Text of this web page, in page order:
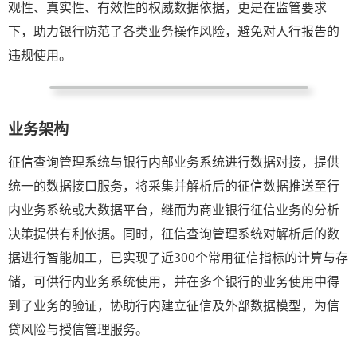
观性、真实性、有效性的权威数据依据，更是在监管要求
下，助力银行防范了各类业务操作风险，避免对人行报告的
违规使用。
业务架构
征信查询管理系统与银行内部业务系统进行数据对接，提供
统一的数据接口服务，将采集并解析后的征信数据推送至行
内业务系统或大数据平台，继而为商业银行征信业务的分析
决策提供有利依据。同时，征信查询管理系统对解析后的数
据进行智能加工，已实现了近300个常用征信指标的计算与存
储，可供行内业务系统使用，并在多个银行的业务使用中得
到了业务的验证，协助行内建立征信及外部数据模型，为信
贷风险与授信管理服务。